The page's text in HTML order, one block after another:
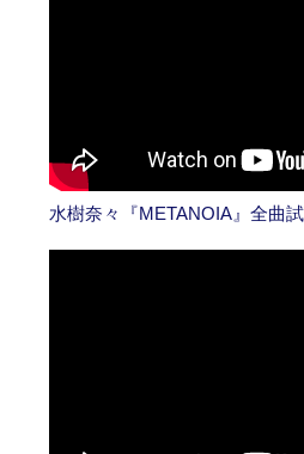
水樹奈々『METANOIA』全曲